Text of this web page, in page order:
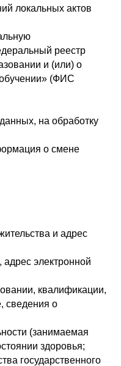
локальных актов
реестр
и (или) о
(ФИС
на обработку
о смене
и адрес
адрес электронной
квалификации,
сведения о
(занимаемая
здоровья;
государственного